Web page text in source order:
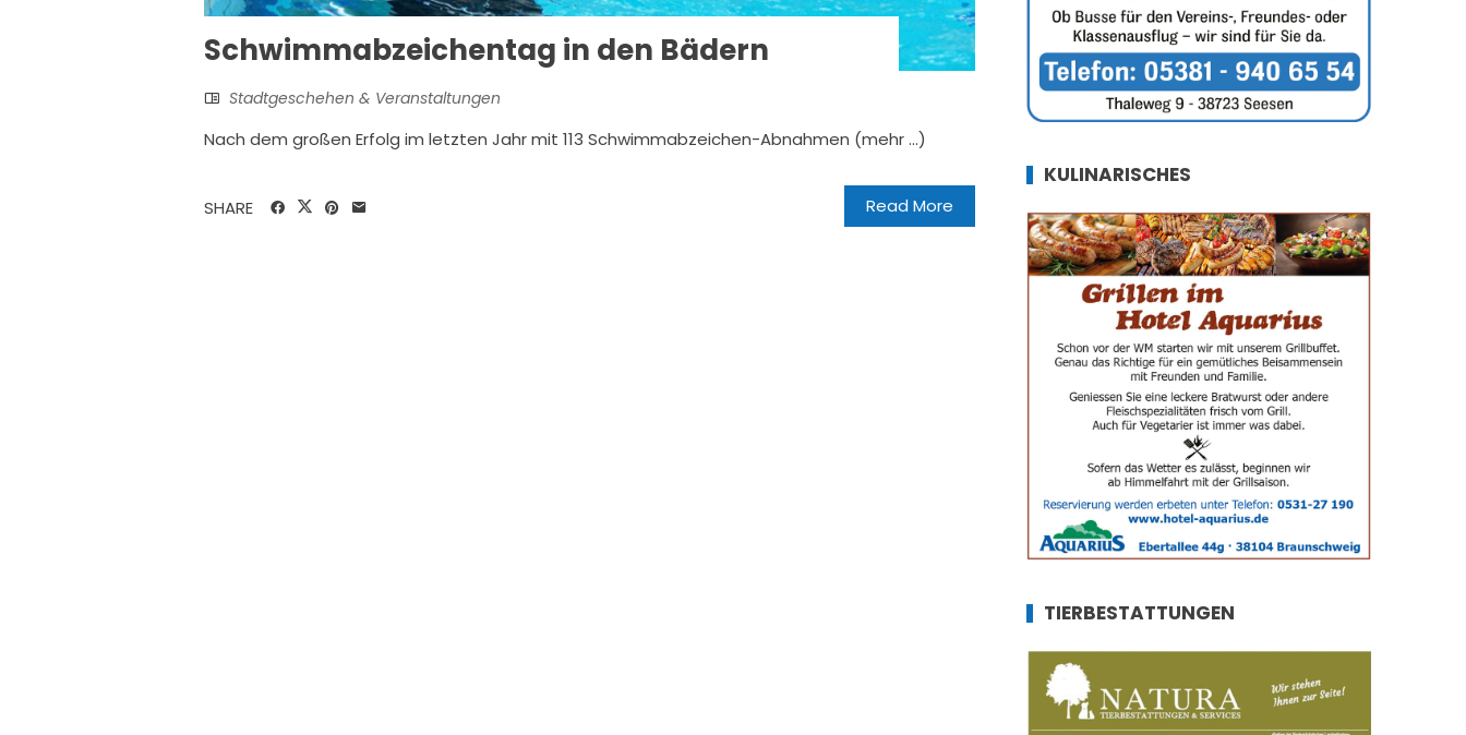
Schwimmabzeichentag in den Bädern
Stadtgeschehen & Veranstaltungen
Nach dem großen Erfolg im letzten Jahr mit 113 Schwimmabzeichen-Abnahmen (mehr …)
Read More
SHARE
KULINARISCHES
TIERBESTATTUNGEN